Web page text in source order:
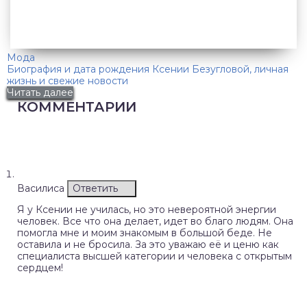
Мода
Биография и дата рождения Ксении Безугловой, личная
жизнь и свежие новости
Читать далее
КОММЕНТАРИИ
Василиса
Ответить
Я у Ксении не училась, но это невероятной энергии
человек. Все что она делает, идет во благо людям. Она
помогла мне и моим знакомым в большой беде. Не
оставила и не бросила. За это уважаю её и ценю как
специалиста высшей категории и человека с открытым
сердцем!